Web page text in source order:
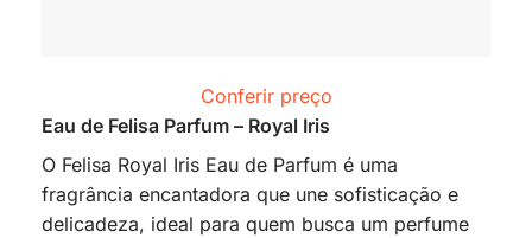
Conferir preço
Eau de Felisa Parfum – Royal Iris
O Felisa Royal Iris Eau de Parfum é uma
fragrância encantadora que une sofisticação e
delicadeza, ideal para quem busca um perfume